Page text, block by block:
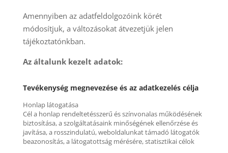
Amennyiben az adatfeldolgozóink körét
módosítjuk, a változásokat átvezetjük jelen
tájékoztatónkban.
Az általunk kezelt adatok:
Tevékenység megnevezése és az adatkezelés célja
Honlap látogatása
Cél a honlap rendeltetésszerű és színvonalas működésének
biztosítása, a szolgáltatásaink minőségének ellenőrzése és
javítása, a rosszindulatú, weboldalunkat támadó látogatók
beazonosítás, a látogatottság mérésére, statisztikai célok